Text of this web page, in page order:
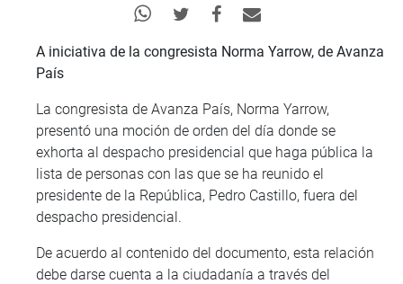
A iniciativa de la congresista Norma Yarrow, de Avanza
País
La congresista de Avanza País, Norma Yarrow,
presentó una moción de orden del día donde se
exhorta al despacho presidencial que haga pública la
lista de personas con las que se ha reunido el
presidente de la República, Pedro Castillo, fuera del
despacho presidencial.
De acuerdo al contenido del documento, esta relación
debe darse cuenta a la ciudadanía a través del